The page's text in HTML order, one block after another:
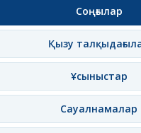
Соңғылар
Қызу
Ұсыныстар
Сауалнамалар